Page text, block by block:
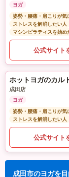
ヨガ
姿勢・腰痛・肩こりが気
ストレスを解消したい人
マシンピラティスを始め
公式サイト
ホットヨガのカル
成田店
ヨガ
姿勢・腰痛・肩こりが気
ストレスを解消したい人
公式サイト
成田市のヨガを